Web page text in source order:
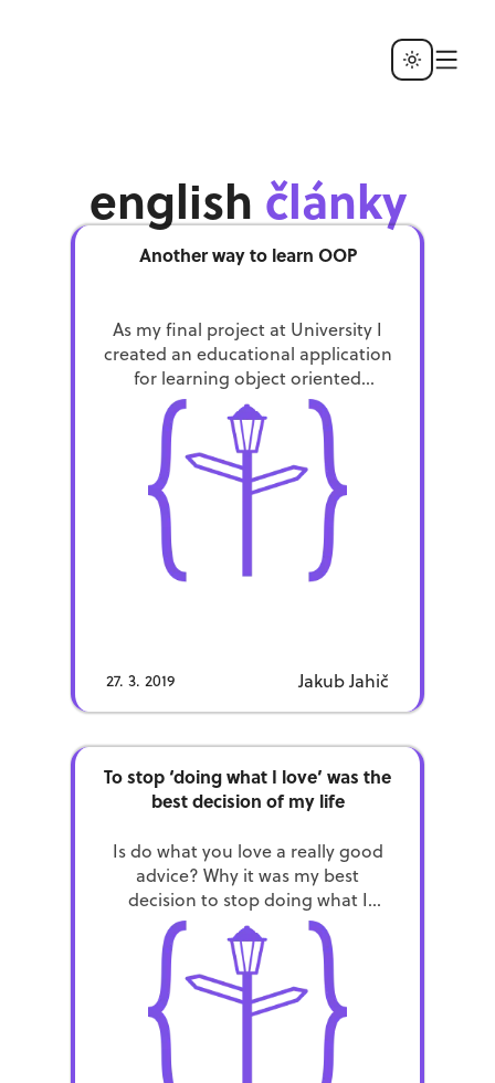
english články
Another way to learn OOP
As my final project at University I
created an educational application
for learning object oriented
programming from another
perspective. Learn OOP and have
fun at the same time.
27. 3. 2019 Jakub Jahič
To stop ‘doing what I love’ was the
best decision of my life
Is do what you love a really good
advice? Why it was my best
decision to stop doing what I
loved? How to choose you career?